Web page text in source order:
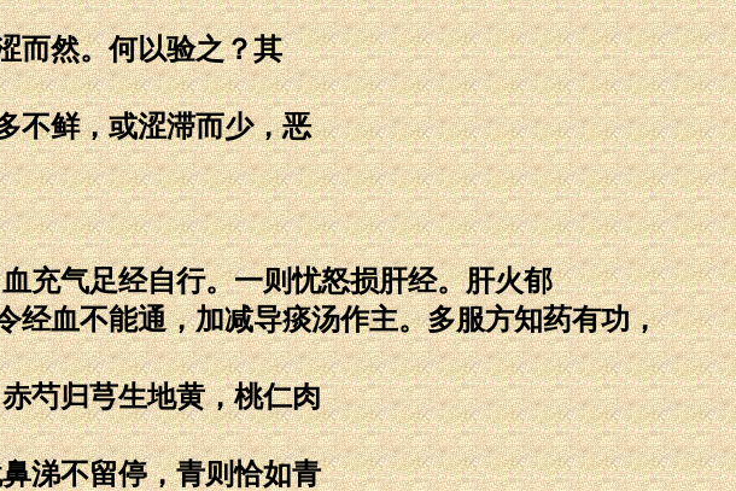
而然。何以验之？其
不鲜，或涩滞而少，恶
充气足经自行。一则忧怒损肝经。肝火郁
经血不能通，加减导痰汤作主。多服方知药有功，
芍归芎生地黄，桃仁肉
涕不留停，青则恰如青